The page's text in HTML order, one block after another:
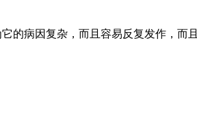
的病因复杂，而且容易反复发作，而